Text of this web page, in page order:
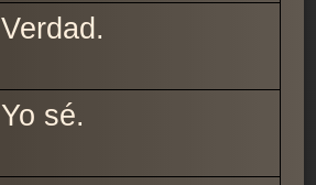
Verdad.
Yo sé.